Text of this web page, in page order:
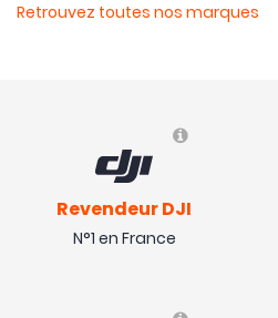
Retrouvez toutes nos marques
Revendeur DJI
N°1 en France